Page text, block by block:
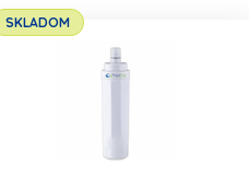
SKLADOM